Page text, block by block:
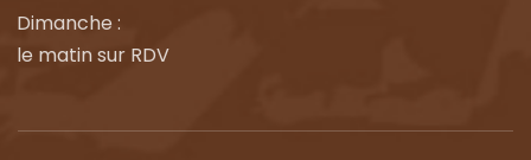
Dimanche :
le matin sur RDV